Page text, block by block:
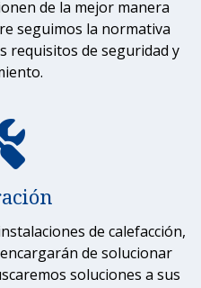
de la mejor manera
seguimos la normativa
requisitos de seguridad y
de calefacción,
de solucionar
soluciones a sus